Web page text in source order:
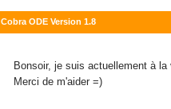
Cobra ODE Version 1.8
Bonsoir, je suis actuellement à
Merci de m'aider =)